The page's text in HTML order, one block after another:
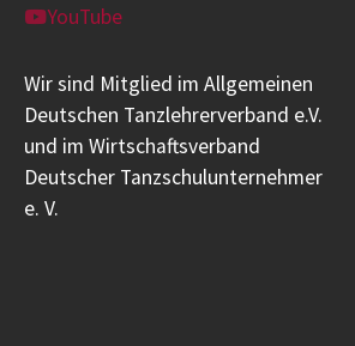
YouTube
Wir sind Mitglied im Allgemeinen
Deutschen Tanzlehrerverband e.V.
und im Wirtschaftsverband
Deutscher Tanzschulunternehmer
e. V.